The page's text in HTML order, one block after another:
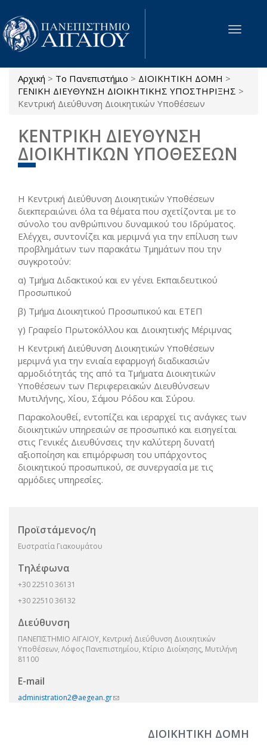
Παράκαμψη προς το κυρίως περιεχόμενο
Toggle
Είστε εδώ
Αρχική > Το Πανεπιστήμιο > ΔΙΟΙΚΗΤΙΚΗ ΔΟΜΗ >
ΓΕΝΙΚΗ ΔΙΕΥΘΥΝΣΗ ΔΙΟΙΚΗΤΙΚΗΣ ΥΠΟΣΤΗΡΙΞΗΣ >
Κεντρική Διεύθυνση Διοικητικών Υποθέσεων
ΚΕΝΤΡΙΚΗ ΔΙΕΥΘΥΝΣΗ
ΔΙΟΙΚΗΤΙΚΩΝ ΥΠΟΘΕΣΕΩΝ
Η Κεντρική Διεύθυνση Διοικητικών Υποθέσεων
διεκπεραιώνει όλα τα θέματα που σχετίζονται με το
σύνολο του ανθρώπινου δυναμικού του Ιδρύματος.
Ελέγχει, συντονίζει και μεριμνά για την επίλυση των
προβλημάτων των παρακάτω Τμημάτων που την
συγκροτούν:
α) Τμήμα Διδακτικού και εν γένει Εκπαιδευτικού
Προσωπικού
β) Τμήμα Διοικητικού Προσωπικού και ΕΤΕΠ
γ) Γραφείο Πρωτοκόλλου και Διοικητικής Μέριμνας
Η Κεντρική Διεύθυνση Διοικητικών Υποθέσεων
μεριμνά για την ενιαία εφαρμογή διαδικασιών
αρμοδιότητάς της από τα Τμήματα Διοικητικών
Υποθέσεων των Περιφερειακών Διευθύνσεων
Μυτιλήνης, Χίου, Σάμου Ρόδου και Σύρου.
Παρακολουθεί, εντοπίζει και ιεραρχεί τις ανάγκες των
διοικητικών υπηρεσιών σε προσωπικό και εισηγείται
στις Γενικές Διευθύνσεις την καλύτερη δυνατή
αξιοποίηση και επιμόρφωση του υπάρχοντος
διοικητικού προσωπικού, σε συνεργασία με τις
αρμόδιες υπηρεσίες.
Προϊστάμενος/η
Ευστρατία Γιακουμάτου
Τηλέφωνα
+30 22510 36131
+30 22510 36132
Διεύθυνση
ΠΑΝΕΠΙΣΤΗΜΙΟ ΑΙΓΑΙΟΥ, Κεντρική Διεύθυνση Διοικητικών
Υποθέσεων, Λόφος Πανεπιστημίου, Κτίριο Διοίκησης, Μυτιλήνη
81100
E-mail
administration2@aegean.gr(link sends e-mail)
ΔΙΟΙΚΗΤΙΚΗ ΔΟΜΗ